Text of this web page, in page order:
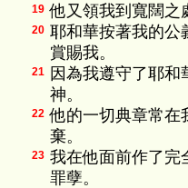
19 他又領我到寬闊之
20 耶和華按著我的公
賞賜我。
21
因為我遵守了耶
神。
22 他的一切典章常在
棄。
23 我在他面前作了完
罪孽。